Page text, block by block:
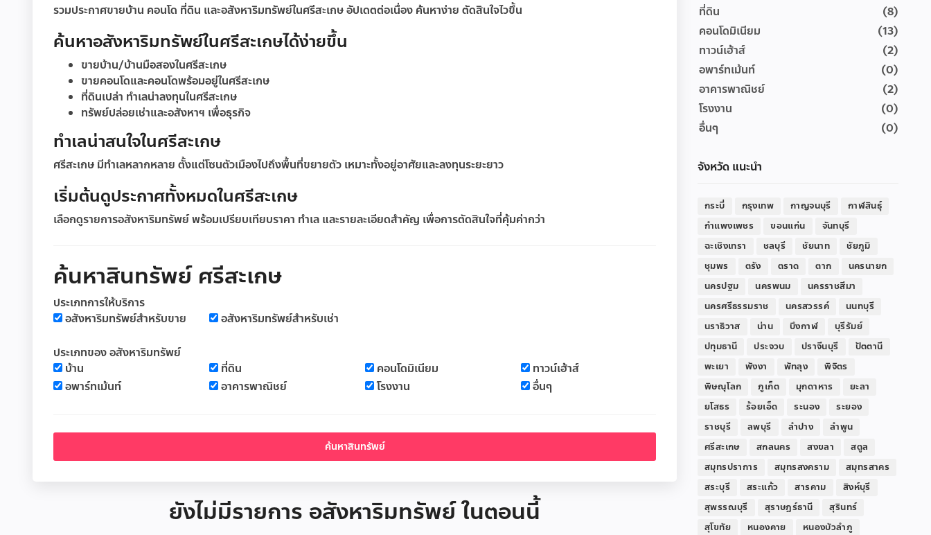
รวมประกาศขายบ้าน คอนโด ที่ดิน และอสังหาริมทรัพย์ในศรีสะเกษ อัปเดตต่อเนื่อง ค้นหาง่าย ตัดสินใจไวขึ้น
ค้นหาอสังหาริมทรัพย์ในศรีสะเกษได้ง่ายขึ้น
ขายบ้าน/บ้านมือสองในศรีสะเกษ
ขายคอนโดและคอนโดพร้อมอยู่ในศรีสะเกษ
ที่ดินเปล่า ทำเลน่าลงทุนในศรีสะเกษ
ทรัพย์ปล่อยเช่าและอสังหาฯ เพื่อธุรกิจ
ทำเลน่าสนใจในศรีสะเกษ
ศรีสะเกษ มีทำเลหลากหลาย ตั้งแต่โซนตัวเมืองไปถึงพื้นที่ขยายตัว เหมาะทั้งอยู่อาศัยและลงทุนระยะยาว
เริ่มต้นดูประกาศทั้งหมดในศรีสะเกษ
เลือกดูรายการอสังหาริมทรัพย์ พร้อมเปรียบเทียบราคา ทำเล และรายละเอียดสำคัญ เพื่อการตัดสินใจที่คุ้มค่ากว่า
ค้นหาสินทรัพย์ ศรีสะเกษ
ประเภทการให้บริการ
อสังหาริมทรัพย์สำหรับขาย
อสังหาริมทรัพย์สำหรับเช่า
ประเภทของ อสังหาริมทรัพย์
บ้าน
ที่ดิน คอนโดมิเนียม
ทาวน์เฮ้าส์
อพาร์ทเม้นท์
อาคารพาณิชย์ โรงงาน อื่นๆ
ยังไม่มีรายการ อสังหาริมทรัพย์ ในตอนนี้
ที่ดิน
(8)
คอนโดมิเนียม
(13)
ทาวน์เฮ้าส์
(2)
อพาร์ทเม้นท์
(0)
อาคารพาณิชย์
(2)
โรงงาน
(0)
อื่นๆ
(0)
จังหวัด แนะนำ
กระบี่ กรุงเทพ กาญจนบุรี
กาฬสินธุ์
กำแพงเพชร
ขอนแก่น
จันทบุรี
ฉะเชิงเทรา
ชลบุรี ชัยนาท
ชัยภูมิ
ชุมพร
ตรัง ตราด ตาก
นครนายก
นครปฐม
นครพนม
นครราชสีมา
นครศรีธรรมราช
นครสวรรค์
นนทบุรี
นราธิวาส
น่าน บึงกาฬ
บุรีรัมย์
ปทุมธานี
ประจวบ ปราจีนบุรี
ปัตตานี
พะเยา
พังงา พัทลุง
พิจิตร
พิษณุโลก
ภูเก็ต มุกดาหาร
ยะลา
ยโสธร
ร้อยเอ็ด ระนอง
ระยอง
ราชบุรี
ลพบุรี ลำปาง
ลำพูน
ศรีสะเกษ
สกลนคร สงขลา
สตูล
สมุทรปราการ
สมุทรสงคราม
สมุทรสาคร
สระบุรี
สระแก้ว สารคาม
สิงห์บุรี
สุพรรณบุรี
สุราษฎร์ธานี
สุรินทร์
สุโขทัย
หนองคาย
หนองบัวลำภู